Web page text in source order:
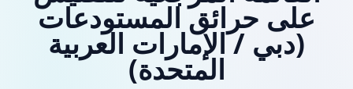
على حرائق المستودعات
(دبي / الإمارات العربية
المتحدة)